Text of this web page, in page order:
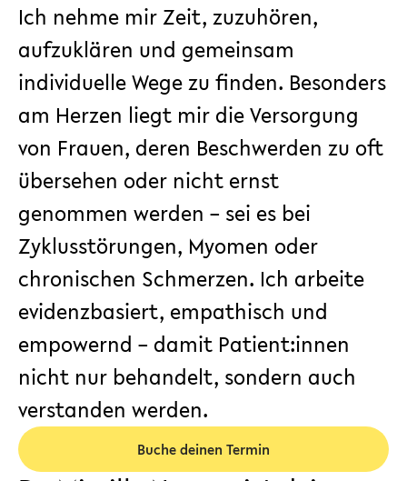
Ich nehme mir Zeit, zuzuhören,
aufzuklären und gemeinsam
individuelle Wege zu finden. Besonders
am Herzen liegt mir die Versorgung
von Frauen, deren Beschwerden zu oft
übersehen oder nicht ernst
genommen werden – sei es bei
Zyklusstörungen, Myomen oder
chronischen Schmerzen. Ich arbeite
evidenzbasiert, empathisch und
empowernd – damit Patient:innen
nicht nur behandelt, sondern auch
verstanden werden.
Buche deinen Termin